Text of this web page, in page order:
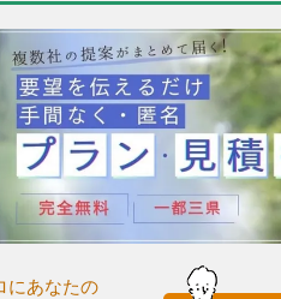
にあなたの